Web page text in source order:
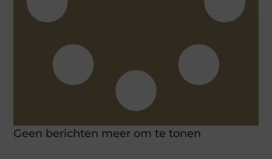
Geen berichten meer om te tonen